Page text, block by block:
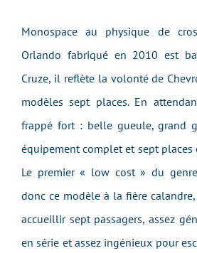
Monospace au physique de
Orlando fabriqué en 2010 est
Cruze, il reflète la volonté de
modèles sept places. En
frappé fort : belle gueule, grand
équipement complet et sept places
Le premier « low cost » du
donc ce modèle à la fière
accueillir sept passagers, assez
en série et assez ingénieux pour